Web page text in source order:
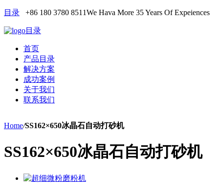
目录 +86 180 3780 8511We Hava More 35 Years Of Expeiences
目录
首页
产品目录
解决方案
成功案例
关于我们
联系我们
Home/SS162×650冰晶石自动打砂机
SS162×650冰晶石自动打砂机